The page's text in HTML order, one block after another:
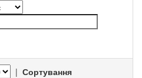
| Сортування